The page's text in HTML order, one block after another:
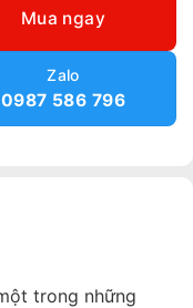
Mua ngay
Zalo
0987 586 796
trong những